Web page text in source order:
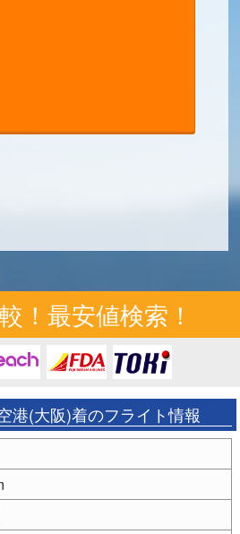
！最安値検索！
港(大阪)着のフライト情報